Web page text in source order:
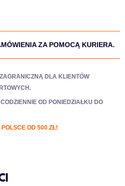
ZA POMOCĄ KURIERA.
DLA KLIENTÓW
OD PONIEDZIAŁKU DO
POLSCE OD 500 ZŁ!